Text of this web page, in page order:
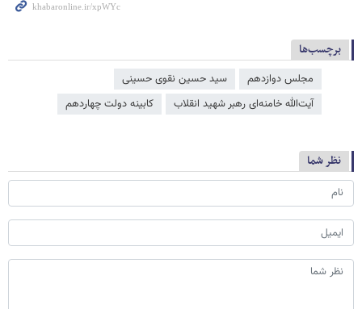
برچسب‌ها
مجلس دوازدهم
سید حسین نقوی حسینی
آیت‌الله خامنه‌ای رهبر شهید انقلاب
کابینه دولت چهاردهم
نظر شما